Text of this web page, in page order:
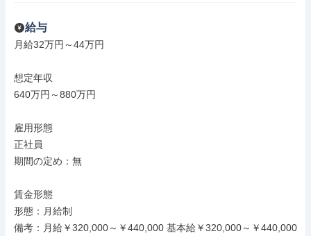
給与
月給32万円～44万円
想定年収
640万円～880万円
雇用形態
正社員
期間の定め：無
賃金形態
形態：月給制
備考：月給￥320,000～￥440,000 基本給￥320,000～￥440,000